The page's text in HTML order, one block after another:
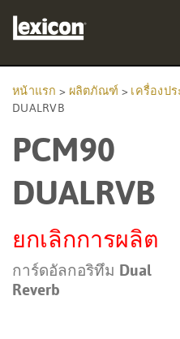
ผลิตภัณฑ์
มืออาชีพ
กรณีศึกษา
การฝึกอบรม
การสนับสนุน
หน้าแรก > ผลิตภัณฑ์ > เครื่องป
DUALRVB
PCM90
DUALRVB
ยกเลิกการผลิต
การ์ดอัลกอริทึม Dual
Reverb